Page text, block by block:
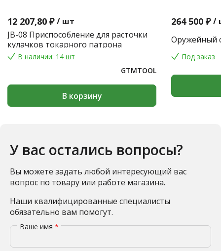
12 207,80 ₽ / шт
JB-08 Приспособление для расточки
кулачков токарного патрона
В наличии: 14 шт
GTMTOOL
В корзину
264 500 ₽ /
Оружейный
Под заказ
У вас остались вопросы?
Вы можете задать любой интересующий вас
вопрос по товару или работе магазина.
Наши квалифицированные специалисты
обязательно вам помогут.
Ваше имя *